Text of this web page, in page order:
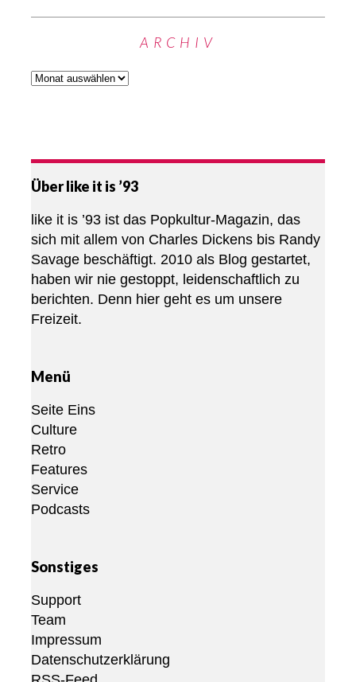
ARCHIV
Über like it is ’93
like it is ’93 ist das Popkultur-Magazin, das
sich mit allem von Charles Dickens bis Randy
Savage beschäftigt. 2010 als Blog gestartet,
haben wir nie gestoppt, leidenschaftlich zu
berichten. Denn hier geht es um unsere
Freizeit.
Menü
Seite Eins
Culture
Retro
Features
Service
Podcasts
Sonstiges
Support
Team
Impressum
Datenschutzerklärung